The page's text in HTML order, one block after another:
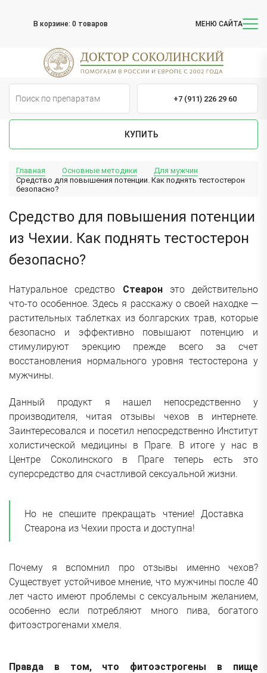
В корзине: 0 товаров МЕНЮ САЙТА
+7 (911) 226 29 60
КУПИТЬ
Главная Основные методики
Для мужчин
Средство для повышения потенции. Как поднять тестостерон
безопасно?
Средство для повышения потенции
из Чехии. Как поднять тестостерон
безопасно?
Натуральное средство Стеаронэто действительно
что-то особенное. Здесь я расскажу о своей находке —
растительных таблетках из болгарских трав, которые
безопасно и эффективно повышают потенцию и
стимулируют эрекцию прежде всего за счет
восстановления нормального уровня тестостерона у
мужчины.
Данный продукт я нашел непосредственно у
производителя, читая отзывы чехов в интернете.
Заинтересовался и посетил непосредственно Институт
холистической медицины в Праге. В итоге у нас в
Центре Соколинского в Праге теперь есть это
суперсредство для счастливой сексуальной жизни.
Но не спешите прекращать чтение! Доставка
Стеарона из Чехии проста и доступна!
Почему я вспомнил про отзывы именно чехов?
Существует устойчивое мнение, что мужчины после 40
лет часто имеют проблемы с сексуальным желанием,
особенно если потребляют много пива, богатого
фитоэстрогенами хмеля.
Правда в том, что фитоэстрогены в пище